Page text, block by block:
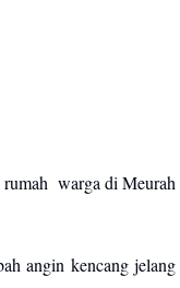
warga di Meurah
angin kencang jelang